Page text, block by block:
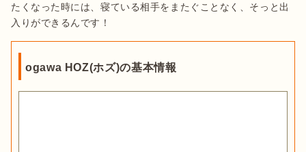
たくなった時には、寝ている相手をまたぐことなく、そっと出
入りができるんです！
ogawa HOZ(ホズ)の基本情報